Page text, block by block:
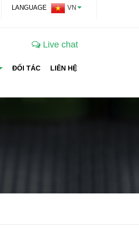
LANGUAGE VN
Live chat
ĐỐI TÁC LIÊN HỆ